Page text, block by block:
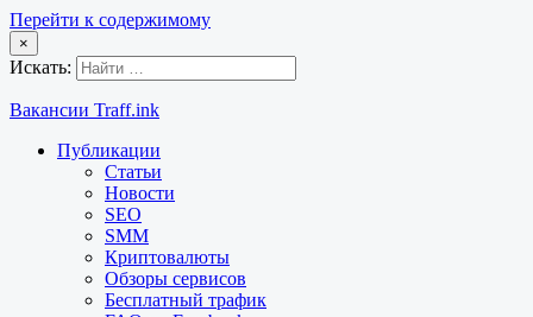
Перейти к содержимому
×
Искать:
Вакансии Traff.ink
Публикации
Статьи
Новости
SEO
SMM
Криптовалюты
Обзоры сервисов
Бесплатный трафик